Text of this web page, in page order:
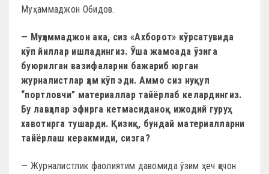
Муҳаммаджон Обидов.
— Муҳаммаджон ака, сиз «Ахборот» кўрсатувида
кўп йиллар ишладингиз. Ўша жамоада ўзига
буюрилган вазифаларни бажариб юрган
журналистлар ҳам кўп эди. Аммо сиз нуқул
“портловчи” материаллар тайёрлаб келардингиз.
Бу лавҳалар эфирга кетмасиданоқ ижодий гуруҳ
хавотирга тушарди. Қизиқ, бундай материалларни
тайёрлаш керакмиди, сизга?
— Журналистлик фаолиятим давомида ўзим ҳеч қачон